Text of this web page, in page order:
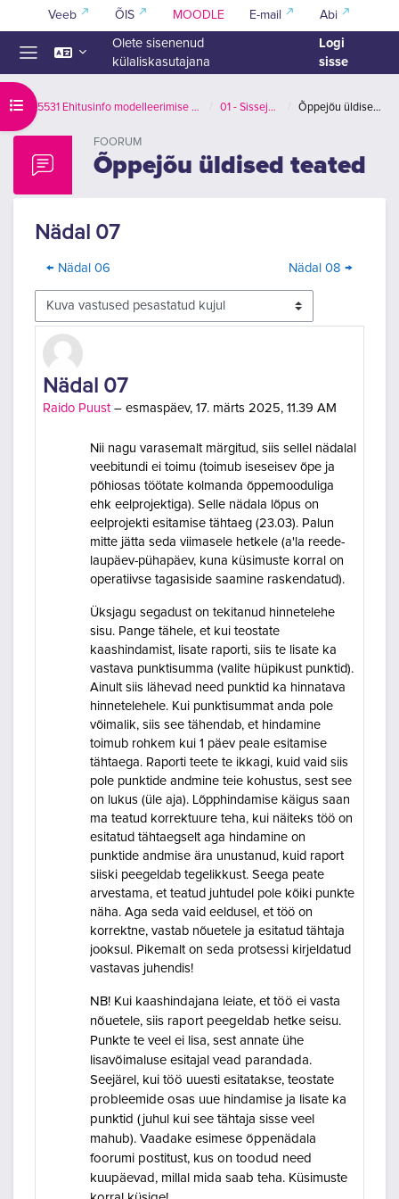
Jäta vahele peasisuni
Veeb ÕIS MOODLE E-mail Abi
Olete sisenenud
külaliskasutajana
Logi
sisse
Ava kursuse sisukord EPX5531 Ehitusinfo modelleerimise alused (BIM I) 01 - Sissejuhatus Õppejõu üldised teated
FOORUM
Õppejõu üldised teated
Nädal 07
← Nädal 06 Nädal 08 →
Kuvamisrežiim
Nädal 07
Raido Puust – esmaspäev, 17. märts 2025, 11.39 AM
Vastuste arv 0
Nii nagu varasemalt märgitud, siis sellel nädalal
veebitundi ei toimu (toimub iseseisev õpe ja
põhiosas töötate kolmanda õppemooduliga
ehk eelprojektiga). Selle nädala lõpus on
eelprojekti esitamise tähtaeg (23.03). Palun
mitte jätta seda viimasele hetkele (a'la reede-
laupäev-pühapäev, kuna küsimuste korral on
operatiivse tagasiside saamine raskendatud).
Üksjagu segadust on tekitanud hinnetelehe
sisu. Pange tähele, et kui teostate
kaashindamist, lisate raporti, siis te lisate ka
vastava punktisumma (valite hüpikust punktid).
Ainult siis lähevad need punktid ka hinnatava
hinnetelehele. Kui punktisummat anda pole
võimalik, siis see tähendab, et hindamine
toimub rohkem kui 1 päev peale esitamise
tähtaega. Raporti teete te ikkagi, kuid vaid siis
pole punktide andmine teie kohustus, sest see
on lukus (üle aja). Lõpphindamise käigus saan
ma teatud korrektuure teha, kui näiteks töö on
esitatud tähtaegselt aga hindamine on
punktide andmise ära unustanud, kuid raport
siiski peegeldab tegelikkust. Seega peate
arvestama, et teatud juhtudel pole kõiki punkte
näha. Aga seda vaid eeldusel, et töö on
korrektne, vastab nõuetele ja esitatud tähtaja
jooksul. Pikemalt on seda protsessi kirjeldatud
vastavas juhendis!
NB! Kui kaashindajana leiate, et töö ei vasta
nõuetele, siis raport peegeldab hetke seisu.
Punkte te veel ei lisa, sest annate ühe
lisavõimaluse esitajal vead parandada.
Seejärel, kui töö uuesti esitatakse, teostate
probleemide osas uue hindamise ja lisate ka
punktid (juhul kui see tähtaja sisse veel
mahub). Vaadake esimese õppenädala
foorumi postitust, kus on toodud need
kuupäevad, millal mida saab teha. Küsimuste